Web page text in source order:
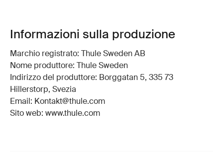
Informazioni sulla produzione
Marchio registrato: Thule Sweden AB
Nome produttore: Thule Sweden
Indirizzo del produttore: Borggatan 5, 335 73
Hillerstorp, Svezia
Email: Kontakt@thule.com
Sito web: www.thule.com